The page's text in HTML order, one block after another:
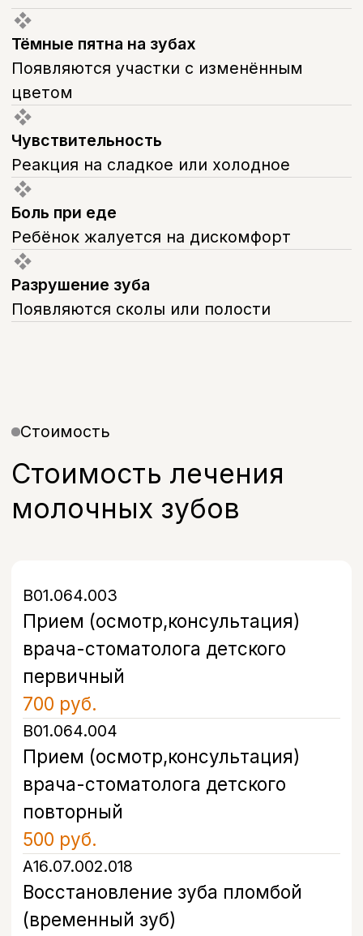
Прием (осмотр,консультация)
врача-стоматолога детского
повторный
А16.07.002.018
Восстановление зуба пломбой
(временный зуб)
4 000 руб.
В01.003.004.004
Аппликационная анестезия
200 руб.
Прием (осмотр,консультация)
первичный
В01.064.004
Прием (осмотр,консультация)
500 руб.
Восстановление зуба пломбой (1
поверхность)
6 000 руб.
А16.07.002.014
Восстановление зуба пломбой (2
поверхности)
7 000 руб.
А16.07.002.015
Восстановление зуба пломбой (3
поверхности)
8 000 руб.
Стоимость
Стоимость лечения
Записаться на прием